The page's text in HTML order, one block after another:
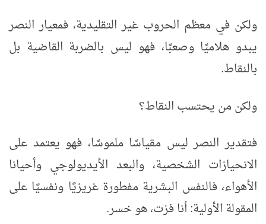
ولكن في معظم الحروب غير التقليدية، فمعيار النصر
يبدو هلاميًا وصعبًا، فهو ليس بالضربة القاضية بل
بالنقاط.
ولكن من يحتسب النقاط؟
فتقدير النصر ليس مقياسًا ملموسًا، فهو يعتمد على
الانحيازات الشخصية، والبعد الأيديولوجي وأحيانا
الأهواء، فالنفس البشرية مفطورة غريزيًا ونفسيًا على
المقولة الأولية: أنا فزت، هو خسر.